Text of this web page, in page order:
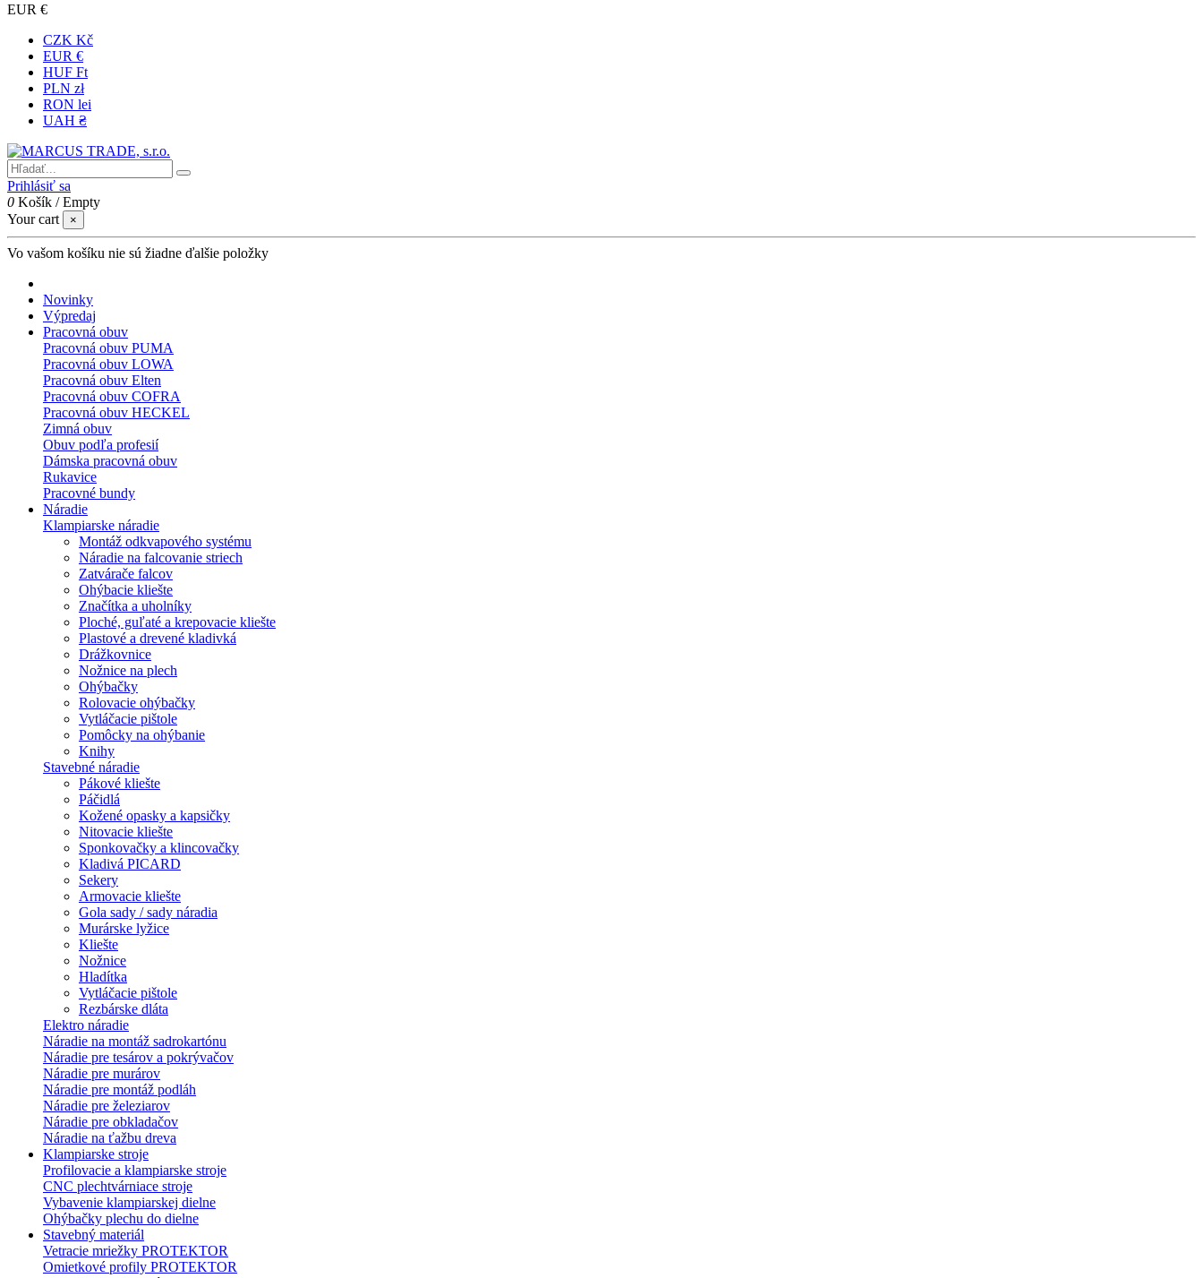
EUR €
CZK Kč
EUR €
HUF Ft
PLN zł
RON lei
UAH ₴
Prihlásiť sa
0 Košík /Empty
Your cart
×
Vo vašom košíku nie sú žiadne ďalšie položky
Novinky
Výpredaj
Pracovná obuv
Pracovná obuv PUMA
Pracovná obuv LOWA
Pracovná obuv Elten
Pracovná obuv COFRA
Pracovná obuv HECKEL
Zimná obuv
Obuv podľa profesií
Dámska pracovná obuv
Rukavice
Pracovné bundy
Náradie
Klampiarske náradie
Montáž odkvapového systému
Náradie na falcovanie striech
Zatvárače falcov
Ohýbacie kliešte
Značítka a uholníky
Ploché, guľaté a krepovacie kliešte
Plastové a drevené kladivká
Drážkovnice
Nožnice na plech
Ohýbačky
Rolovacie ohýbačky
Vytláčacie pištole
Pomôcky na ohýbanie
Knihy
Stavebné náradie
Pákové kliešte
Páčidlá
Kožené opasky a kapsičky
Nitovacie kliešte
Sponkovačky a klincovačky
Kladivá PICARD
Sekery
Armovacie kliešte
Gola sady / sady náradia
Murárske lyžice
Kliešte
Nožnice
Hladítka
Vytláčacie pištole
Rezbárske dláta
Elektro náradie
Náradie na montáž sadrokartónu
Náradie pre tesárov a pokrývačov
Náradie pre murárov
Náradie pre montáž podláh
Náradie pre železiarov
Náradie pre obkladačov
Náradie na ťažbu dreva
Klampiarske stroje
Profilovacie a klampiarske stroje
CNC plechtvárniace stroje
Vybavenie klampiarskej dielne
Ohýbačky plechu do dielne
Stavebný materiál
Vetracie mriežky PROTEKTOR
Omietkové profily PROTEKTOR